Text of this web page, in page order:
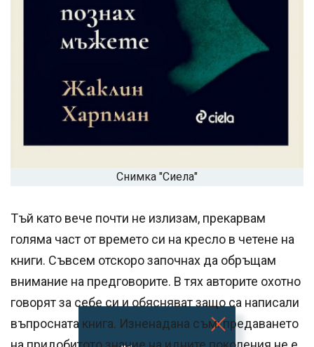
Снимка "Сиела"
Тъй като вече почти не излизам, прекарвам
голяма част от времето си на кресло в четене на
книги. Съвсем отскоро започнах да обръщам
внимание на предговорите. В тях авторите охотно
говорят за себе си и обясняват защо са написали
въпросната книга. Изненадана съм: предаването